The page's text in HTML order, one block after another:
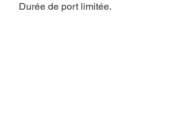
Durée de port limitée.